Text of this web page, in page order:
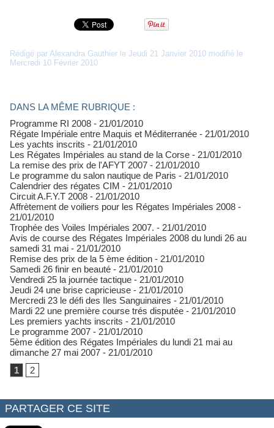
Rédigé par Alexandra Gauthier le Jeudi 21 Janvier 2010 modifié le
Mercredi 10 Février 2010
DANS LA MÊME RUBRIQUE :
Programme RI 2008 - 21/01/2010
Régate Impériale entre Maquis et Méditerranée - 21/01/2010
Les yachts inscrits - 21/01/2010
Les Régates Impériales au stand de la Corse - 21/01/2010
La remise des prix de l'AFYT 2007 - 21/01/2010
Le programme du salon nautique de Paris - 21/01/2010
Calendrier des régates CIM - 21/01/2010
Circuit A.F.Y.T 2008 - 21/01/2010
Affrètement de voiliers pour les Régates Impériales 2008 -
21/01/2010
Trophée des Voiles Impériales 2007. - 21/01/2010
Avis de course des Régates Impériales 2008 du lundi 26 au
samedi 31 mai - 21/01/2010
Remise des prix de la 5 ème édition - 21/01/2010
Samedi 26 finir en beauté - 21/01/2010
Vendredi 25 la journée tactique - 21/01/2010
Jeudi 24 une brise capricieuse - 21/01/2010
Mercredi 23 le défi des Iles Sanguinaires - 21/01/2010
Mardi 22 une première course trés disputée - 21/01/2010
Les premiers yachts inscrits - 21/01/2010
Le programme 2007 - 21/01/2010
5ème édition des Régates Impériales du lundi 21 mai au
dimanche 27 mai 2007 - 21/01/2010
1
2
PARTAGER CE SITE